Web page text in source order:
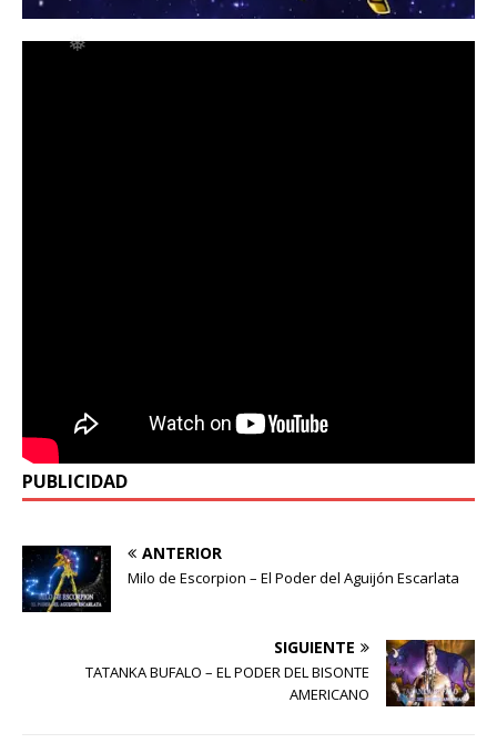
❅
❅
❅
❅
PUBLICIDAD
ANTERIOR
Milo de Escorpion – El Poder del Aguijón Escarlata
SIGUIENTE
TATANKA BUFALO – EL PODER DEL BISONTE
AMERICANO